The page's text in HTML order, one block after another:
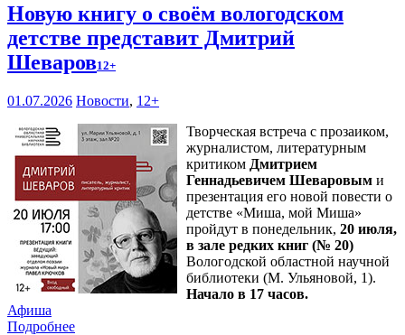
Новую книгу о своём вологодском
детстве представит Дмитрий
Шеваров12+
01.07.2026 Новости, 12+
Творческая встреча с прозаиком,
журналистом, литературным
критиком Дмитрием
Геннадьевичем Шеваровым и
презентация его новой повести о
детстве «Миша, мой Миша»
пройдут в понедельник, 20 июля,
в зале редких книг (№ 20)
Вологодской областной научной
библиотеки (М. Ульяновой, 1).
Начало в 17 часов.
Афиша
Подробнее